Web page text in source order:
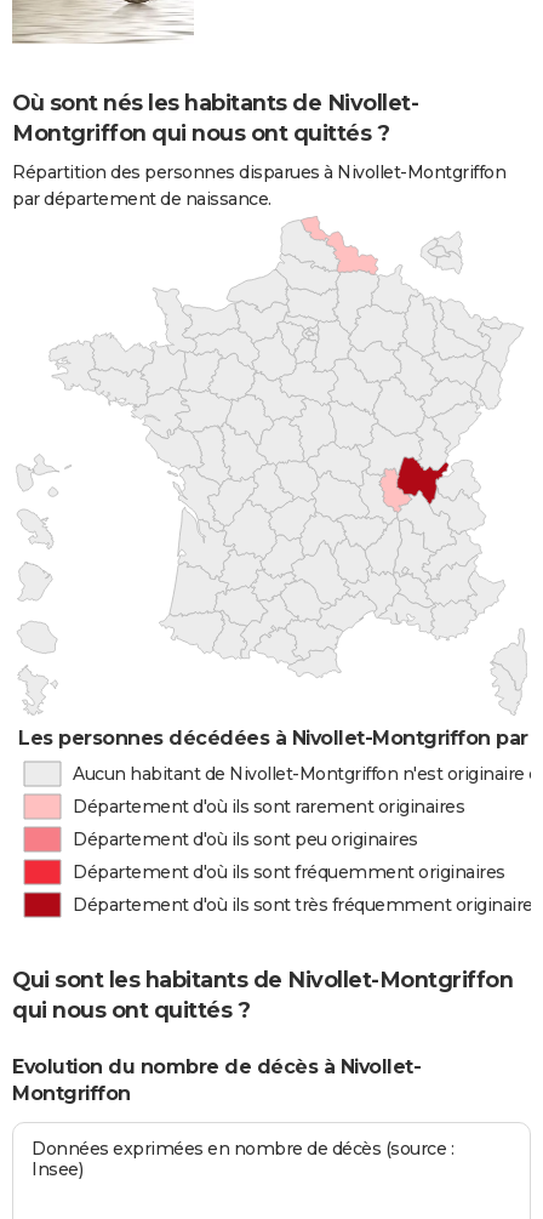
Où sont nés les habitants de Nivollet-
Montgriffon qui nous ont quittés ?
Répartition des personnes disparues à Nivollet-Montgriffon
par département de naissance.
Les personnes décédées à Nivollet-Montgriffon par
Aucun habitant de Nivollet-Montgriffon n'est originaire
Département d'où ils sont rarement originaires
Département d'où ils sont peu originaires
Département d'où ils sont fréquemment originaires
Département d'où ils sont très fréquemment originaires
Qui sont les habitants de Nivollet-Montgriffon
qui nous ont quittés ?
Evolution du nombre de décès à Nivollet-
Montgriffon
Données exprimées en nombre de décès (source :
Insee)